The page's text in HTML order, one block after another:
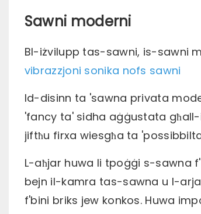
Sawni moderni
Bl-iżvilupp tas-sawni, is-sawni
vibrazzjoni sonika nofs sawni
Id-disinn ta 'sawna privata
'fancy ta' sidha aġġustata
jiftħu firxa wiesgħa ta
L-aħjar huwa li tpoġġi s-sawna
bejn il-kamra tas-sawna u l-
f'bini briks jew konkos. Huwa